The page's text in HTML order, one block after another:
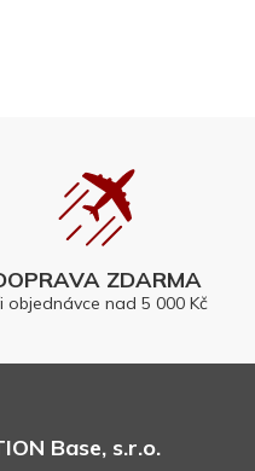
ZDARMA
objednávce nad 5 000 Kč
Base, s.r.o.